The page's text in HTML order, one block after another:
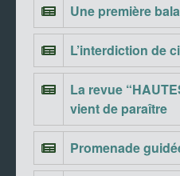
Une première
L’interdiction de
La revue
vient de paraître
Promenade